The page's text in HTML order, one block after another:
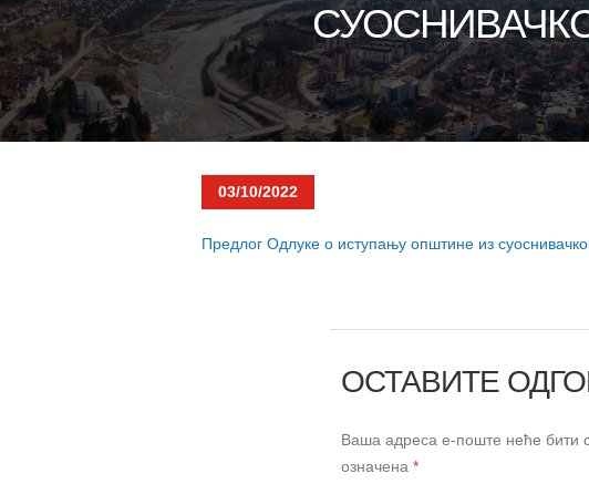
03/10/2022
Предлог Одлуке о иступању општине из
ОСТАВИТЕ
Ваша адреса е-поште неће бити
означена *